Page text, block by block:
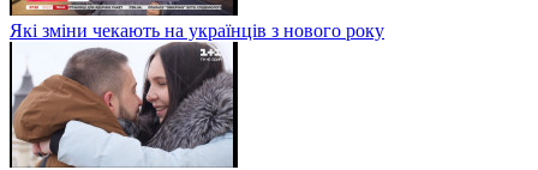
Які зміни чекають на українців з нового року